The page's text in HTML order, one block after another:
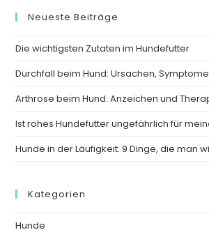
Neueste Beiträge
Die wichtigsten Zutaten im Hundefutter
Durchfall beim Hund: Ursachen,
Arthrose beim Hund: Anzeichen und
Ist rohes Hundefutter ungefährlich für
Hunde in der Läufigkeit: 9 Dinge, die man
Kategorien
Hunde